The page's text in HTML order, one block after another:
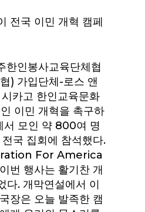
전국 이민 개혁 캠페
한인봉사교육단체협
) 가입단체-로스 앤
카고 한인교육문화
이민 개혁을 촉구하
서 모인 약 800여 명
국 집회에 참석했다.
For America
번 행사는 활기찬 개
다. 개막연설에서 이
장은 오늘 발족한 캠